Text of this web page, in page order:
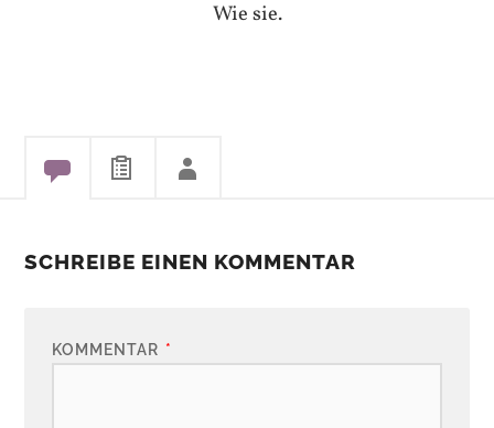
Wie sie.
SCHREIBE EINEN KOMMENTAR
KOMMENTAR *